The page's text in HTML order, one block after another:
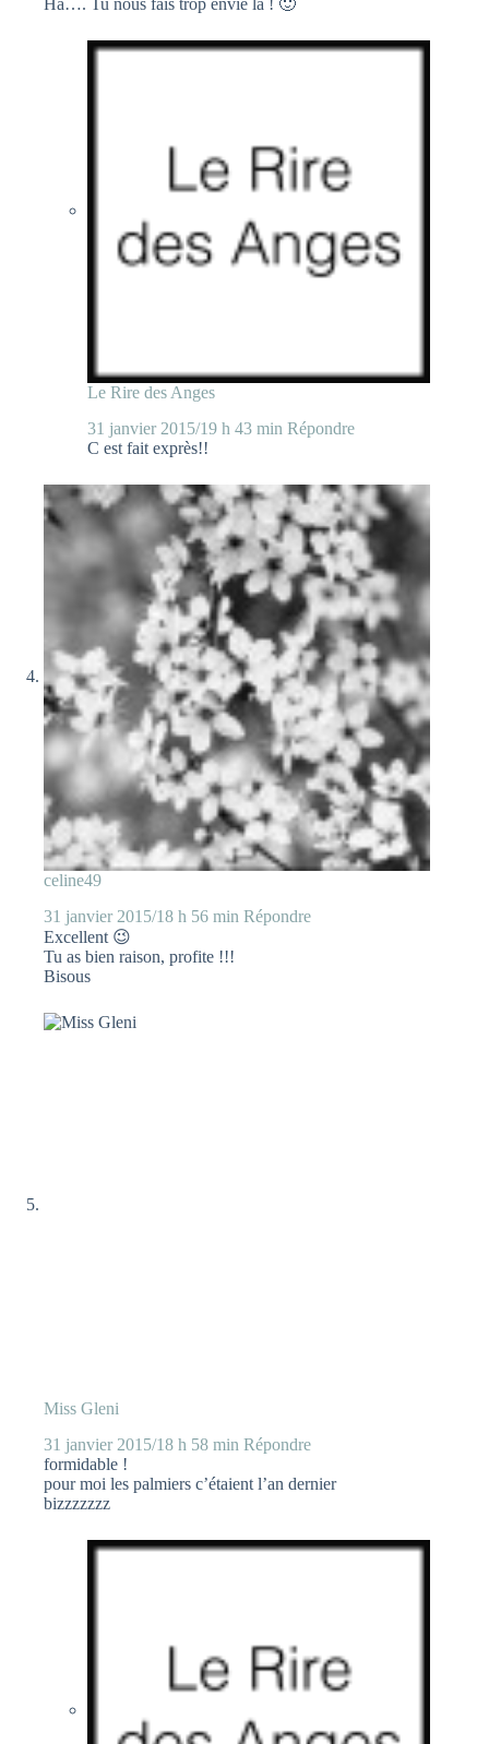
Ha…. Tu nous fais trop envie là ! 🙂
Le Rire des Anges
31 janvier 2015/19 h 43 min Répondre
C est fait exprès!!
celine49
31 janvier 2015/18 h 56 min Répondre
Excellent 😉
Tu as bien raison, profite !!!
Bisous
Miss Gleni
31 janvier 2015/18 h 58 min Répondre
formidable !
pour moi les palmiers c’étaient l’an dernier
bizzzzzzz